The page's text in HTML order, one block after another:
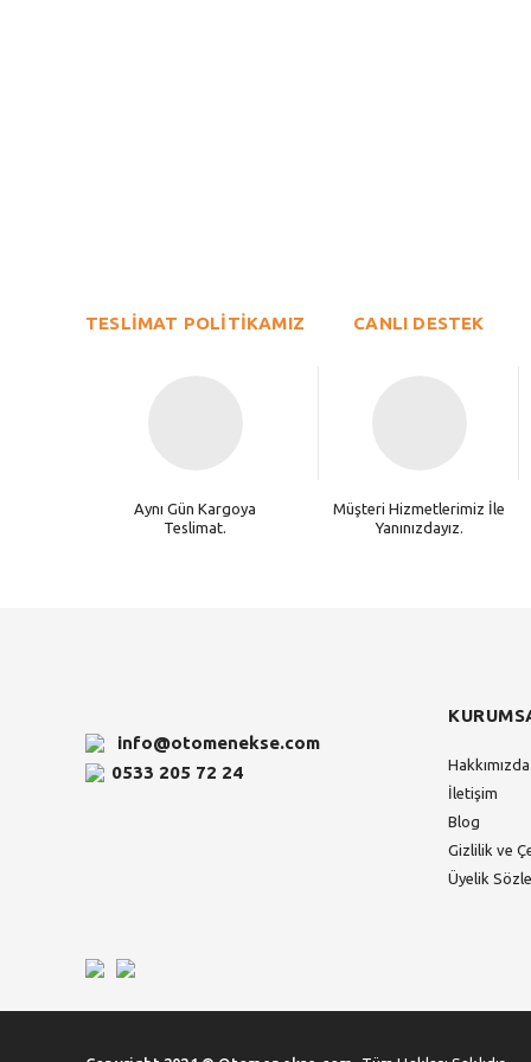
Ürün açıklamasında eksik bilgiler bulunuyor.
TESLİMAT POLİTİKAMIZ
Aynı Gün Kargoya
Teslimat.
CANLI DESTEK
Müşteri Hizmetlerimiz İle
Yanınızdayız.
info@otomenekse.com
0533 205 72 24
Hakkımızda
İletişim
Blog
Gizlilik ve
Üyelik